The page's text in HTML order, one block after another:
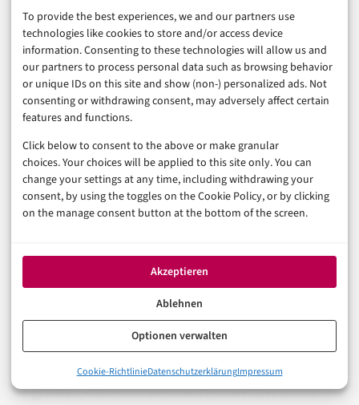
To provide the best experiences, we and our partners use
technologies like cookies to store and/or access device
information. Consenting to these technologies will allow us and
our partners to process personal data such as browsing behavior
or unique IDs on this site and show (non-) personalized ads. Not
consenting or withdrawing consent, may adversely affect certain
features and functions.
Click below to consent to the above or make granular
choices. Your choices will be applied to this site only. You can
change your settings at any time, including withdrawing your
consent, by using the toggles on the Cookie Policy, or by clicking
on the manage consent button at the bottom of the screen.
Akzeptieren
Ablehnen
Optionen verwalten
Cookie-RichtlinieDatenschutzerklärungImpressum
dokumentierter Ursache-Wirkungs-Ketten.
Checkliste: Was wirklich hilft
– ohne Cleaner-App-Müll
Netzwerk prüfen: Ist das Internet langsam, nicht
das Gerät? Speedtest und Vergleich mit anderem
Gerät klären das schnell.
nachweislich bei vielen Performance-Einbrüchen.
Speicher aufräumen:Einstellungen → Speicher
oder Gerätewartung; Videos, Fotos und Downloads
gezielt auslagern oder löschen.
Ungenutzte Apps deinstallieren:Zuerst die
größten, dann die, die zuletzt verwendet wurden.
Warum wird ein Android-Smartphone überhaupt langsamer?